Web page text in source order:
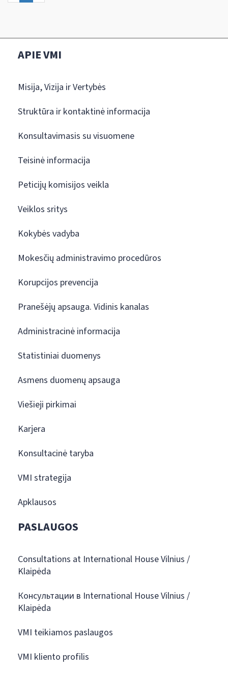
APIE VMI
Misija, Vizija ir Vertybės
Struktūra ir kontaktinė informacija
Konsultavimasis su visuomene
Teisinė informacija
Peticijų komisijos veikla
Veiklos sritys
Kokybės vadyba
Mokesčių administravimo procedūros
Korupcijos prevencija
Pranešėjų apsauga. Vidinis kanalas
Administracinė informacija
Statistiniai duomenys
Asmens duomenų apsauga
Viešieji pirkimai
Karjera
Konsultacinė taryba
VMI strategija
Apklausos
PASLAUGOS
Consultations at International House Vilnius /
Klaipėda
Консультации в International House Vilnius /
Klaipėda
VMI teikiamos paslaugos
VMI kliento profilis